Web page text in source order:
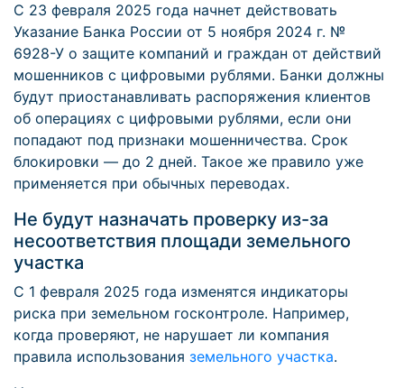
С 23 февраля 2025 года начнет действовать
Указание Банка России от 5 ноября 2024 г. №
6928-У о защите компаний и граждан от действий
мошенников с цифровыми рублями. Банки должны
будут приостанавливать распоряжения клиентов
об операциях с цифровыми рублями, если они
попадают под признаки мошенничества. Срок
блокировки — до 2 дней. Такое же правило уже
применяется при обычных переводах.
Не будут назначать проверку из-за
несоответствия площади земельного
участка
С 1 февраля 2025 года изменятся индикаторы
риска при земельном госконтроле. Например,
когда проверяют, не нарушает ли компания
правила использования земельного участка.